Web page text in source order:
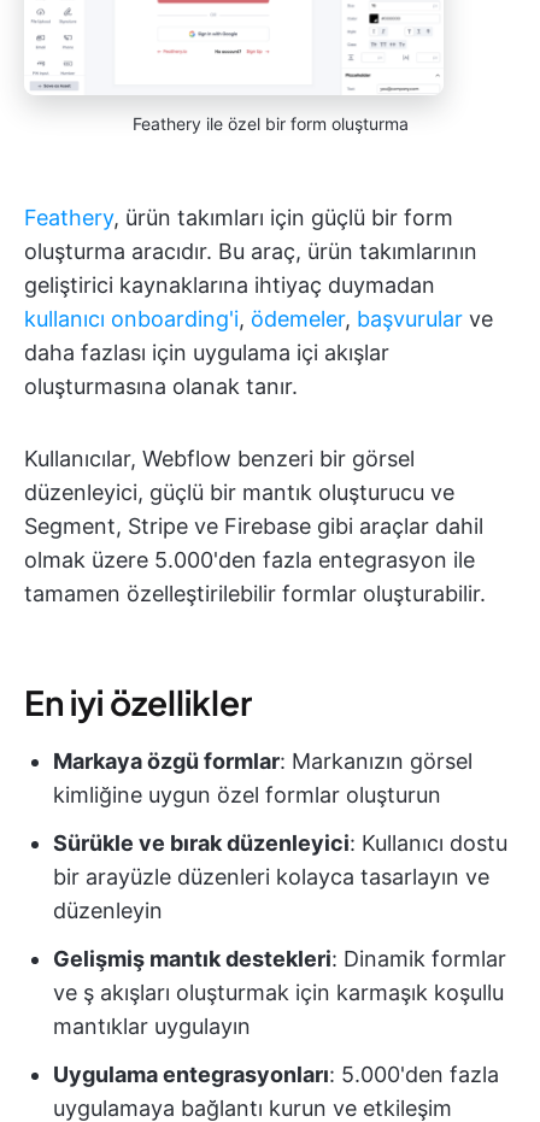
Feathery ile özel bir form oluşturma
Feathery, ürün takımları için güçlü bir form
oluşturma aracıdır. Bu araç, ürün takımlarının
geliştirici kaynaklarına ihtiyaç duymadan
kullanıcı onboarding'i, ödemeler, başvurular ve
daha fazlası için uygulama içi akışlar
oluşturmasına olanak tanır.
Kullanıcılar, Webflow benzeri bir görsel
düzenleyici, güçlü bir mantık oluşturucu ve
Segment, Stripe ve Firebase gibi araçlar dahil
olmak üzere 5.000'den fazla entegrasyon ile
tamamen özelleştirilebilir formlar oluşturabilir.
En iyi özellikler
Markaya özgü formlar: Markanızın görsel
kimliğine uygun özel formlar oluşturun
Sürükle ve bırak düzenleyici: Kullanıcı dostu
bir arayüzle düzenleri kolayca tasarlayın ve
düzenleyin
Gelişmiş mantık destekleri: Dinamik formlar
ve ş akışları oluşturmak için karmaşık koşullu
mantıklar uygulayın
Uygulama entegrasyonları: 5.000'den fazla
uygulamaya bağlantı kurun ve etkileşim